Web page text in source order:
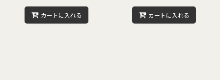
カートに入れる カートに入れる